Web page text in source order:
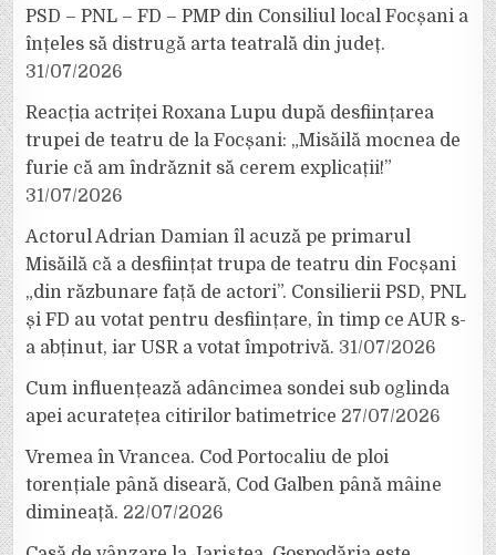
PSD – PNL – FD – PMP din Consiliul local Focșani a
înțeles să distrugă arta teatrală din județ.
31/07/2026
Reacția actriței Roxana Lupu după desființarea
trupei de teatru de la Focșani: „Misăilă mocnea de
furie că am îndrăznit să cerem explicații!”
31/07/2026
Actorul Adrian Damian îl acuză pe primarul
Misăilă că a desființat trupa de teatru din Focșani
„din răzbunare față de actori”. Consilierii PSD, PNL
și FD au votat pentru desființare, în timp ce AUR s-
a abținut, iar USR a votat împotrivă. 31/07/2026
Cum influențează adâncimea sondei sub oglinda
apei acuratețea citirilor batimetrice 27/07/2026
Vremea în Vrancea. Cod Portocaliu de ploi
torențiale până diseară, Cod Galben până mâine
dimineață. 22/07/2026